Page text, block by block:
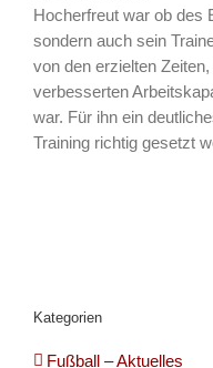
Hocherfreut war ob des
sondern auch sein
von den erzielten
verbesserten
war. Für ihn ein
Training richtig gesetzt
Kategorien
Fußball – Aktuelles